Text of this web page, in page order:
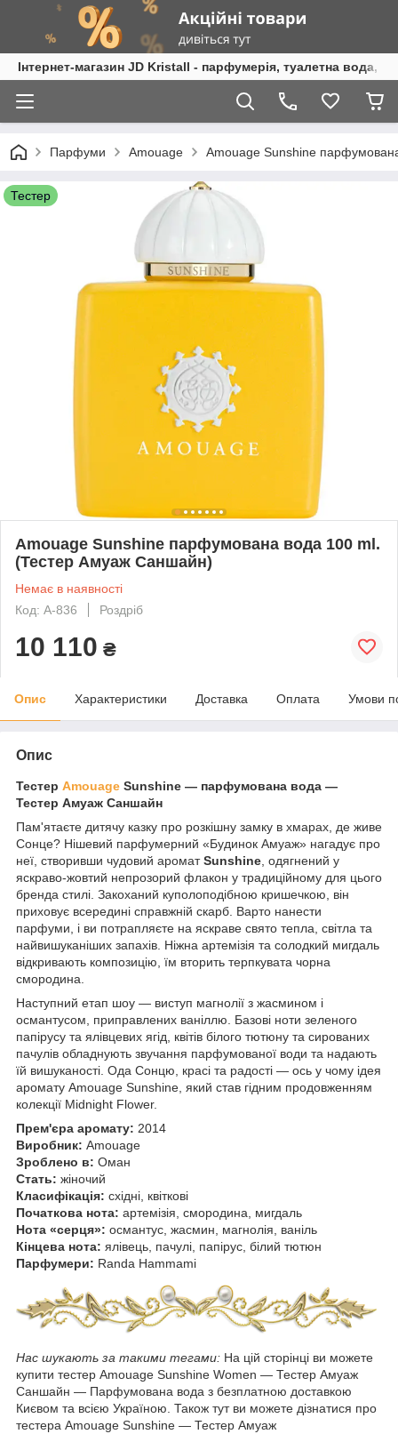
Інтернет-магазин JD Kristall - парфумерія, туалетна вода,
Парфуми Amouage Amouage Sunshine
Тестер
Amouage Sunshine парфумована вода 100 ml.
(Тестер Амуаж Саншайн)
Немає в наявності
Код: A-836
Роздріб
10 110 ₴
Опис Характеристики Доставка Оплата Умови
Опис
Тестер Amouage Sunshine ― парфумована вода —
Тестер Амуаж Саншайн
Пам'ятаєте дитячу казку про розкішну замку в хмарах, де живе
Сонце? Нішевий парфумерний «Будинок Амуаж» нагадує про
неї, створивши чудовий ароматSunshine , одягнений у
яскраво-жовтий непрозорий флакон у традиційному для цього
бренда стилі. Закоханий куполоподібною кришечкою, він
приховує всередині справжній скарб. Варто нанести
парфуми, і ви потрапляєте на яскраве свято тепла, світла та
найвишуканіших запахів. Ніжна артемізія та солодкий мигдаль
відкривають композицію, їм вторить терпкувата чорна
смородина.
Наступний етап шоу — виступ магнолії з жасмином і
османтусом, приправлених ваніллю. Базові ноти зеленого
папірусу та ялівцевих ягід, квітів білого тютюну та сированих
пачулів обладнують звучання парфумованої води та надають
їй вишуканості. Ода Сонцю, красі та радості — ось у чому ідея
аромату Amouage Sunshine, який став гідним продовженням
колекції Midnight Flower.
Прем'єра аромату: 2014
Виробник: Amouage
Зроблено в: Оман
Стать: жіночий
Класифікація: східні, квіткові
Початкова нота: артемізія, смородина, мигдаль
Нота «серця»: османтус, жасмин, магнолія, ваніль
Кінцева нота: ялівець, пачулі, папірус, білий тютюн
Парфумери: Randa Hammami
Нас шукають за такими тегами: На цій сторінці ви можете
купити тестер Amouage Sunshine Women ― Тестер Амуаж
Саншайн ― Парфумована вода з безплатною доставкою
Києвом та всією Україною. Також тут ви можете дізнатися про
тестера Amouage Sunshine ― Тестер Амуаж